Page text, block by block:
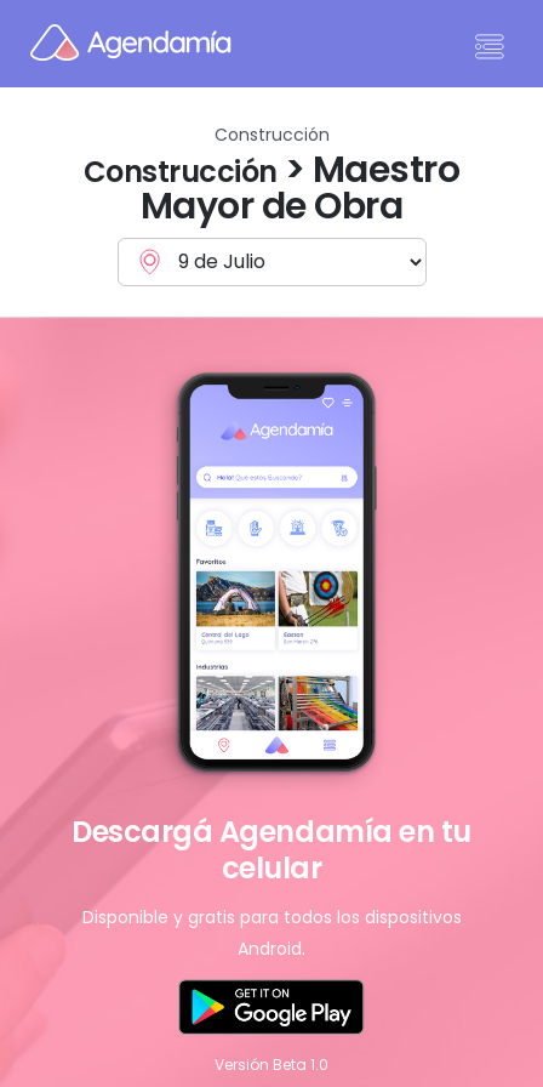
Construcción
Construcción > Maestro
Mayor de Obra
Descargá Agendamía en tu
celular
Disponible y gratis para todos los dispositivos
Android.
Versión Beta 1.0